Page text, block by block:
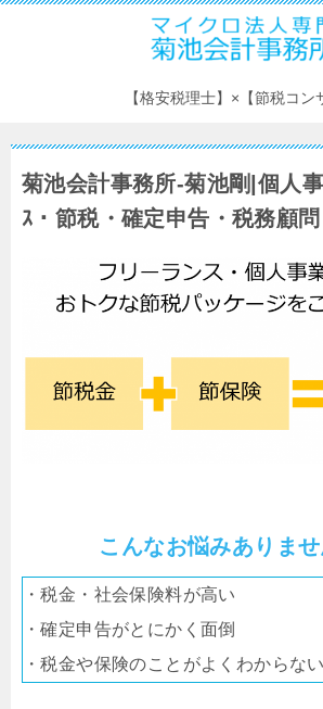
【格安税理士】×【節税コン
菊池会計事務所-菊池剛|個人
ｽ・節税・確定申告・税務顧問
こんなお悩みありませ
・税金・社会保険料が高い
・確定申告がとにかく面倒
・税金や保険のことがよくわからない